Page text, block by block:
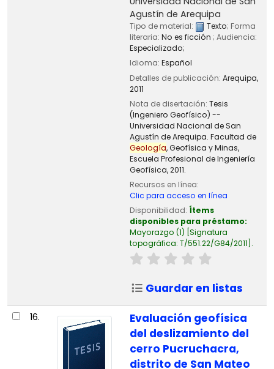
Agustín de Arequipa
Tipo de material: Texto; Forma
literaria: No es ficción ; Audiencia:
Especializado;
Idioma: Español
Detalles de publicación: Arequipa,
2011
Nota de disertación: Tesis
(Ingeniero Geofísico) --
Universidad Nacional de San
Agustín de Arequipa. Facultad de
Geología, Geofísica y Minas,
Escuela Profesional de Ingeniería
Geofísica, 2011.
Recursos en línea:
Clic para acceso en línea
Disponibilidad: Ítems
disponibles para préstamo:
Mayorazgo (1) Signatura
topográfica: T/551.22/G84/2011 .
Guardar en listas
16.
Evaluación geofísica
del deslizamiento del
cerro Pucruchacra,
distrito de San Mateo